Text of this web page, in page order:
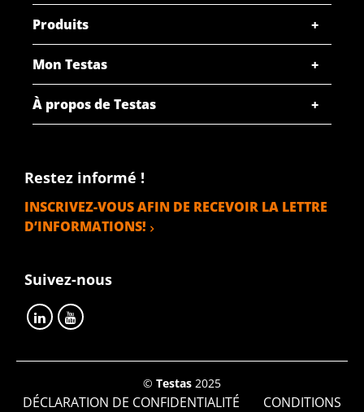
Produits
Mon Testas
À propos de Testas
Restez informé !
INSCRIVEZ-VOUS AFIN DE RECEVOIR LA LETTRE
D’INFORMATIONS!
Suivez-nous
© Testas 2025
DÉCLARATION DE CONFIDENTIALITÉ CONDITIONS